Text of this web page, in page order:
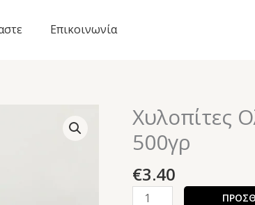
Επικοινωνία
Χυλοπίτες
500γρ
€3.40
Χυλοπίτες
Ολικής
Άλεσης,
500γρ
ποσότητα